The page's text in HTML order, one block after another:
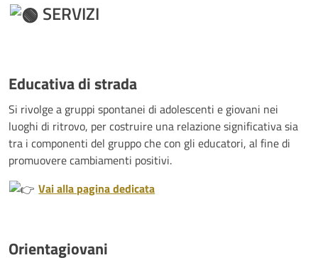
SERVIZI
Educativa di strada
Si rivolge a gruppi spontanei di adolescenti e giovani nei
luoghi di ritrovo, per costruire una relazione significativa sia
tra i componenti del gruppo che con gli educatori, al fine di
promuovere cambiamenti positivi.
Vai alla pagina dedicata
Orientagiovani